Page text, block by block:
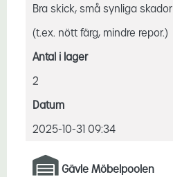
Bra skick, små synliga skador
(t.ex. nött färg, mindre repor.)
Antal i lager
2
Datum
2025-10-31 09:34
Gävle Möbelpoolen